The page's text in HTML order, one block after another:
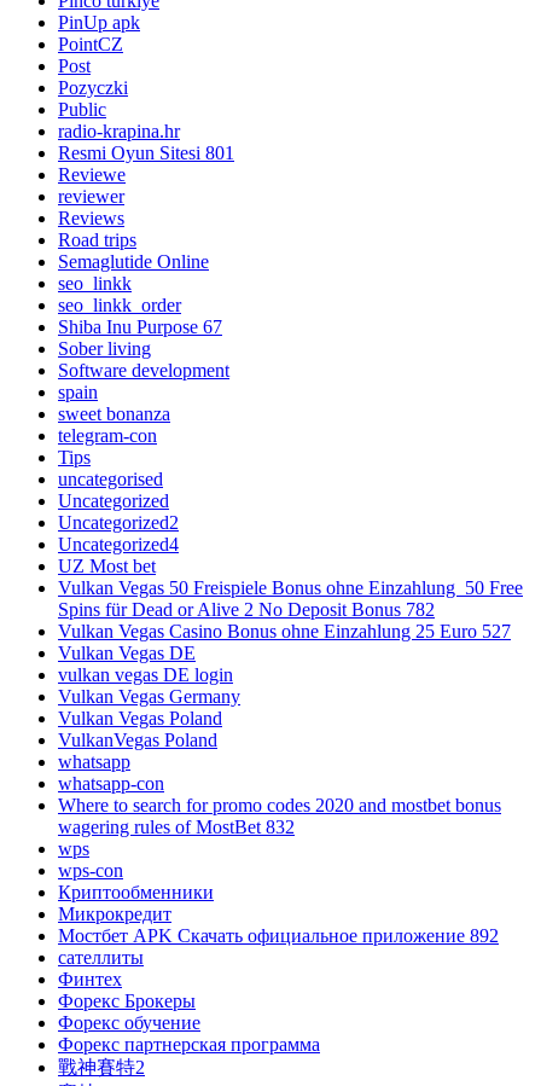
PinUp apk
PointCZ
Post
Pozyczki
Public
radio-krapina.hr
Resmi Oyun Sitesi 801
Reviewe
reviewer
Reviews
Road trips
Semaglutide Online
seo_linkk
seo_linkk_order
Shiba Inu Purpose 67
Sober living
Software development
spain
sweet bonanza
telegram-con
Tips
uncategorised
Uncategorized
Uncategorized2
Uncategorized4
UZ Most bet
Vulkan Vegas 50 Freispiele Bonus ohne Einzahlung ️ 50 Free
Spins für Dead or Alive 2 No Deposit Bonus 782
Vulkan Vegas Casino Bonus ohne Einzahlung 25 Euro 527
Vulkan Vegas DE
vulkan vegas DE login
Vulkan Vegas Germany
Vulkan Vegas Poland
VulkanVegas Poland
whatsapp
whatsapp-con
Where to search for promo codes 2020 and mostbet bonus
wagering rules of MostBet 832
wps
wps-con
Криптообменники
Микрокредит
Мостбет APK Скачать официальное приложение 892
сателлиты
Финтех
Форекс Брокеры
Форекс обучение
Форекс партнерская программа
戰神賽特2